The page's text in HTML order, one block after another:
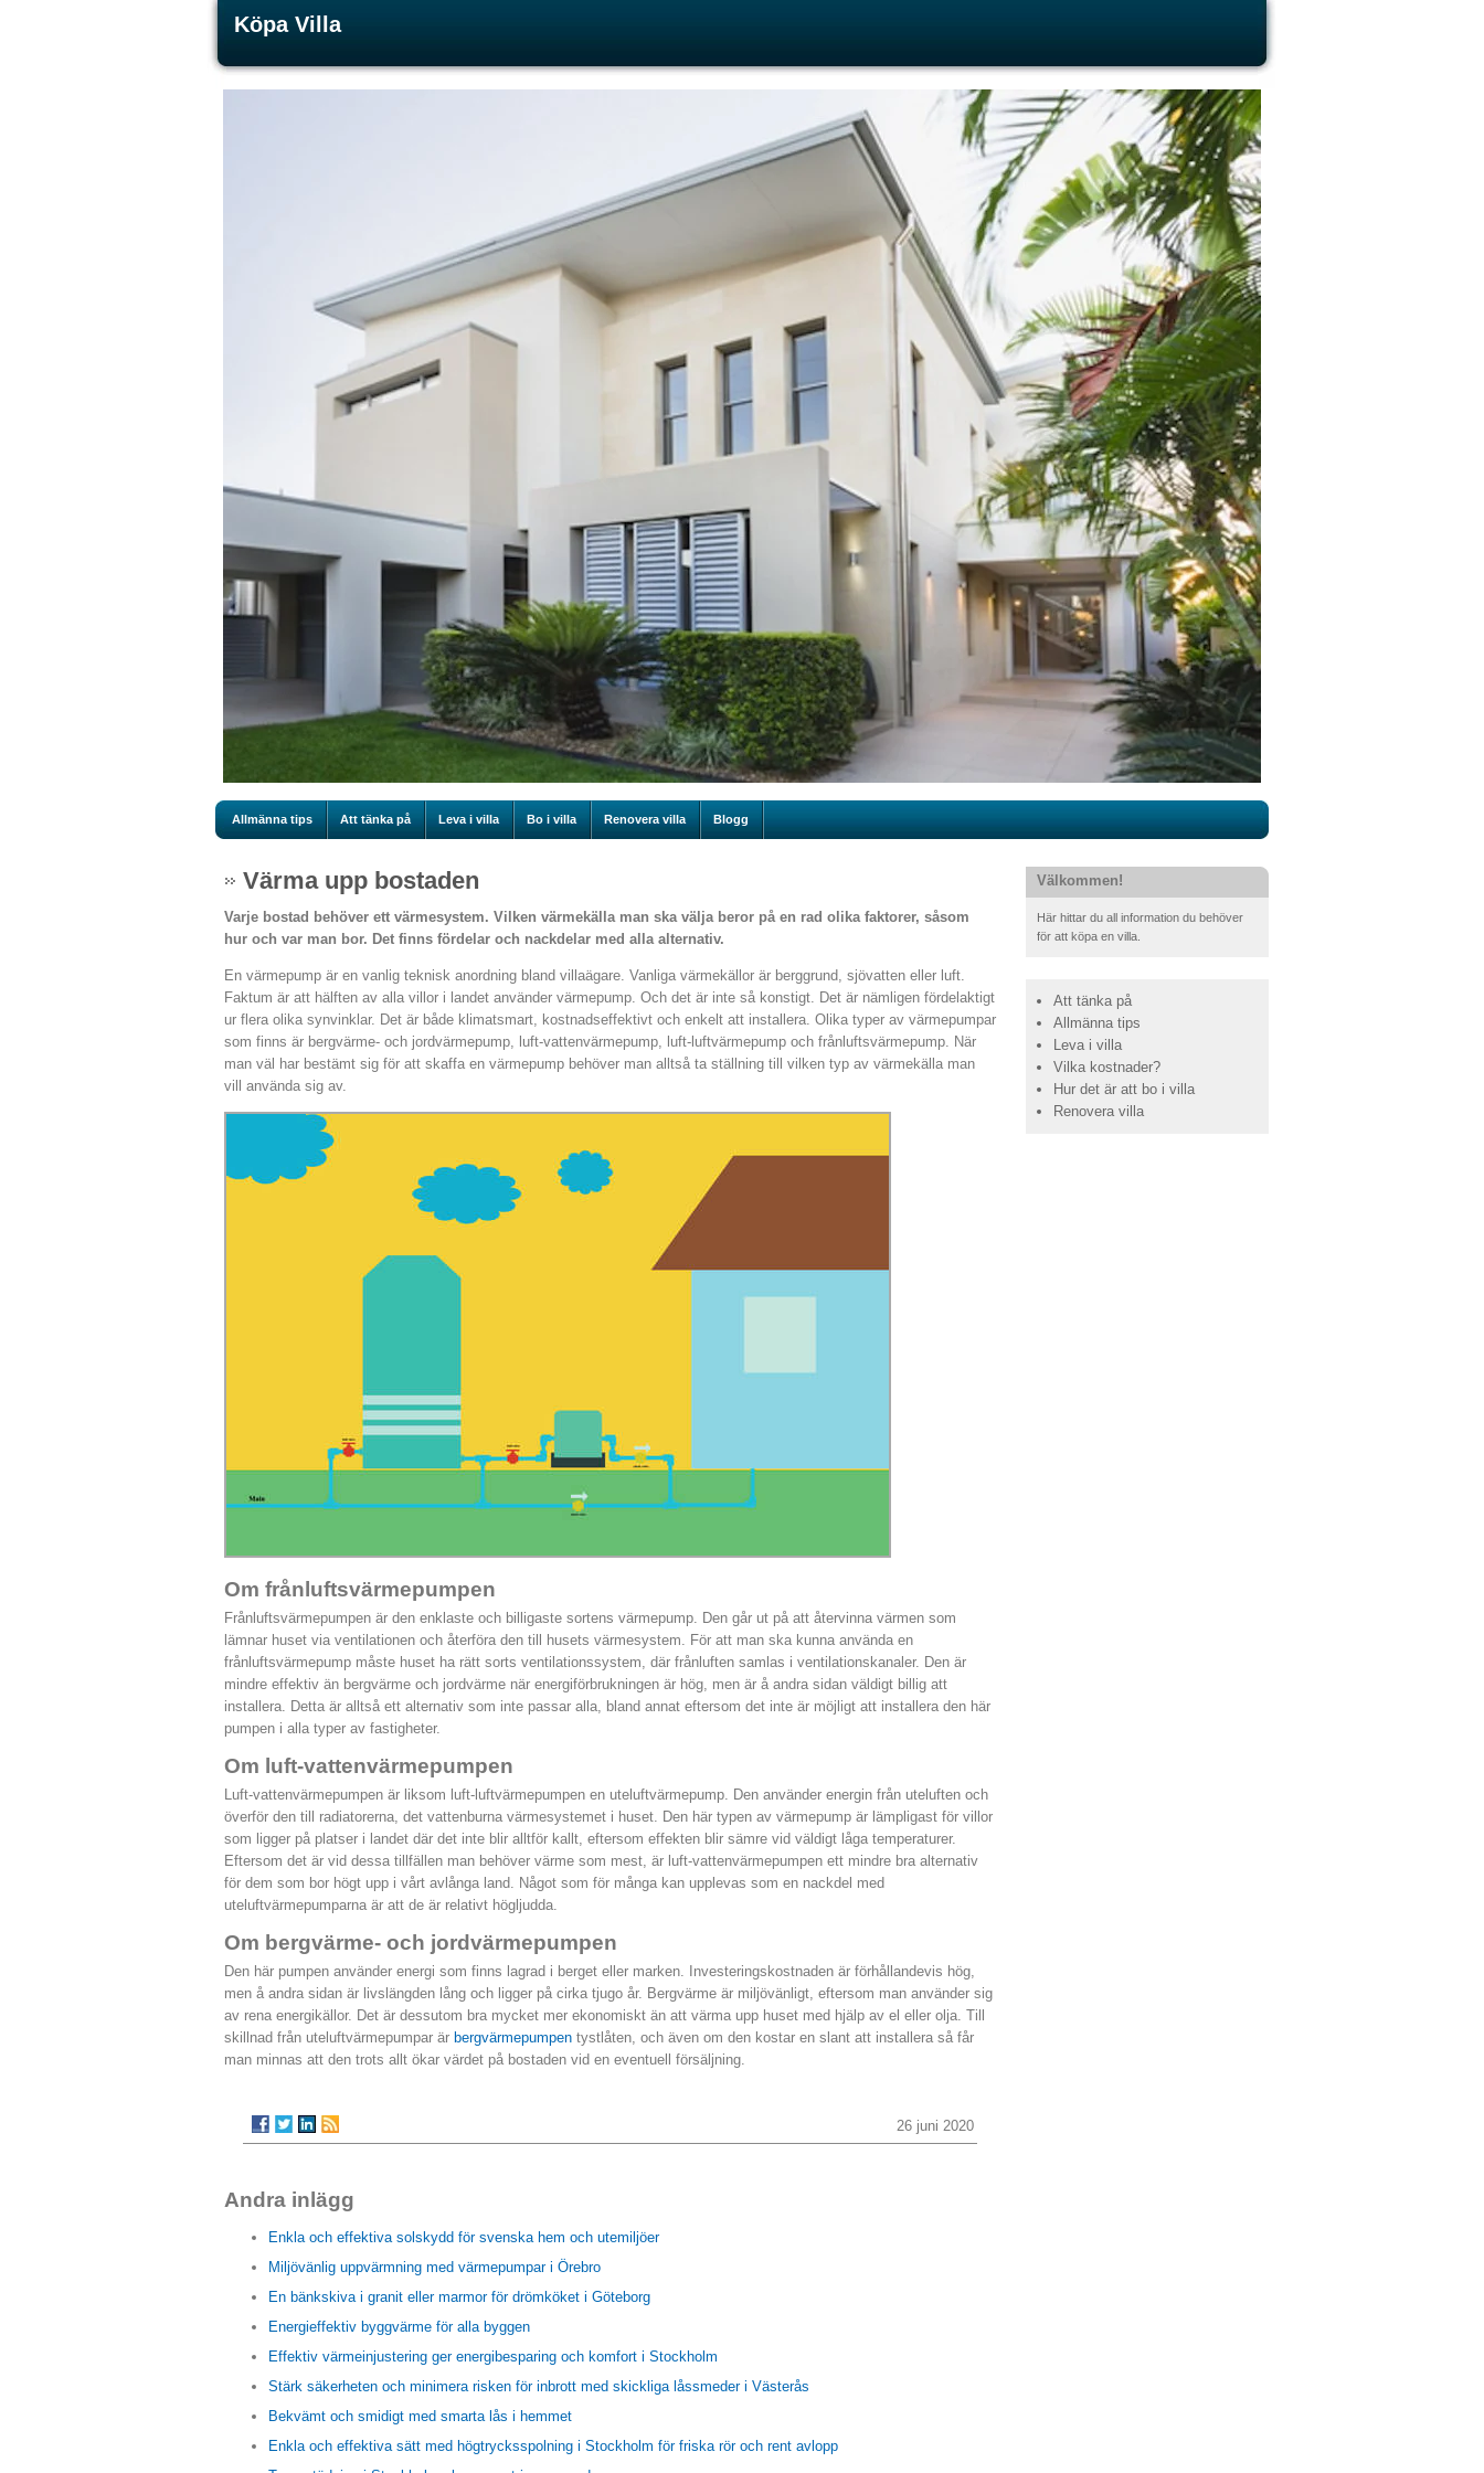
Köpa Villa
Allmänna tips Att tänka på Leva i villa Bo i villa Renovera villa Blogg
Välkommen!
Här hittar du all information du behöver
för att köpa en villa.
Att tänka på
Allmänna tips
Leva i villa
Vilka kostnader?
Hur det är att bo i villa
Renovera villa
Värma upp bostaden
Varje bostad behöver ett värmesystem. Vilken värmekälla man ska välja beror på en rad olika faktorer, såsom
hur och var man bor. Det finns fördelar och nackdelar med alla alternativ.
En värmepump är en vanlig teknisk anordning bland villaägare. Vanliga värmekällor är berggrund, sjövatten eller luft.
Faktum är att hälften av alla villor i landet använder värmepump. Och det är inte så konstigt. Det är nämligen fördelaktigt
ur flera olika synvinklar. Det är både klimatsmart, kostnadseffektivt och enkelt att installera. Olika typer av värmepumpar
som finns är bergvärme- och jordvärmepump, luft-vattenvärmepump, luft-luftvärmepump och frånluftsvärmepump. När
man väl har bestämt sig för att skaffa en värmepump behöver man alltså ta ställning till vilken typ av värmekälla man
vill använda sig av.
Om frånluftsvärmepumpen
Frånluftsvärmepumpen är den enklaste och billigaste sortens värmepump. Den går ut på att återvinna värmen som
lämnar huset via ventilationen och återföra den till husets värmesystem. För att man ska kunna använda en
frånluftsvärmepump måste huset ha rätt sorts ventilationssystem, där frånluften samlas i ventilationskanaler. Den är
mindre effektiv än bergvärme och jordvärme när energiförbrukningen är hög, men är å andra sidan väldigt billig att
installera. Detta är alltså ett alternativ som inte passar alla, bland annat eftersom det inte är möjligt att installera den här
pumpen i alla typer av fastigheter.
Om luft-vattenvärmepumpen
Luft-vattenvärmepumpen är liksom luft-luftvärmepumpen en uteluftvärmepump. Den använder energin från uteluften och
överför den till radiatorerna, det vattenburna värmesystemet i huset. Den här typen av värmepump är lämpligast för villor
som ligger på platser i landet där det inte blir alltför kallt, eftersom effekten blir sämre vid väldigt låga temperaturer.
Eftersom det är vid dessa tillfällen man behöver värme som mest, är luft-vattenvärmepumpen ett mindre bra alternativ
för dem som bor högt upp i vårt avlånga land. Något som för många kan upplevas som en nackdel med
uteluftvärmepumparna är att de är relativt högljudda.
Om bergvärme- och jordvärmepumpen
Den här pumpen använder energi som finns lagrad i berget eller marken. Investeringskostnaden är förhållandevis hög,
men å andra sidan är livslängden lång och ligger på cirka tjugo år. Bergvärme är miljövänligt, eftersom man använder sig
av rena energikällor. Det är dessutom bra mycket mer ekonomiskt än att värma upp huset med hjälp av el eller olja. Till
skillnad från uteluftvärmepumpar är bergvärmepumpen tystlåten, och även om den kostar en slant att installera så får
man minnas att den trots allt ökar värdet på bostaden vid en eventuell försäljning.
26 juni 2020
Andra inlägg
Enkla och effektiva solskydd för svenska hem och utemiljöer
Miljövänlig uppvärmning med värmepumpar i Örebro
En bänkskiva i granit eller marmor för drömköket i Göteborg
Energieffektiv byggvärme för alla byggen
Effektiv värmeinjustering ger energibesparing och komfort i Stockholm
Stärk säkerheten och minimera risken för inbrott med skickliga låssmeder i Västerås
Bekvämt och smidigt med smarta lås i hemmet
Enkla och effektiva sätt med högtrycksspolning i Stockholm för friska rör och rent avlopp